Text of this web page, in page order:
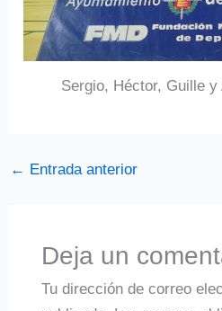
Sergio, Héctor, Guille y
← Entrada anterior
Deja un
Tu dirección de correo